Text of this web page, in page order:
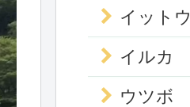
イット
イルカ
ウツボ